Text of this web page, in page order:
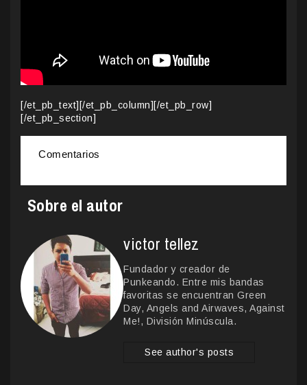
[/et_pb_text][/et_pb_column][/et_pb_row]
[/et_pb_section]
Comentarios
Sobre el autor
victor tellez
Fundador y creador de
Punkeando. Entre mis bandas
favoritas se encuentran Green
Day, Angels and Airwaves, Against
Me!, División Minúscula.
See author's posts